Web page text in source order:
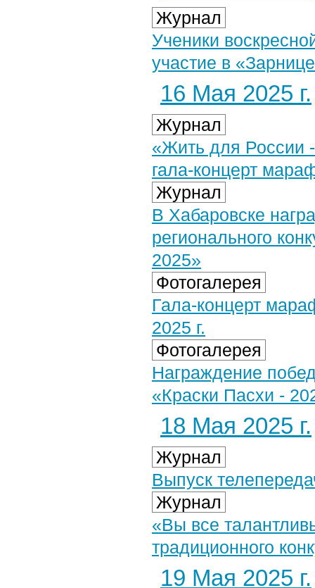
Журнал
Ученики
участие в
16 Мая 2025 г.
Журнал
«Жить для России
гала-концерт
Журнал
В Хабаровске
регионального
2025»
Фотогалерея
Гала-концерт
2025 г.
Фотогалерея
Награждение
«Краски Пасхи -
18 Мая 2025 г.
Журнал
Выпуск
Журнал
«Вы все
традиционного
19 Мая 2025 г.